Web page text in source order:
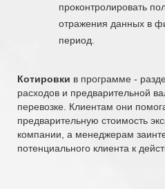
проконтролировать
отражения данных в
период.
Котировки в программе -
расходов и предварительной
перевозке. Клиентам они
предварительную стоимость
компании, а менеджерам
потенциального клиента к